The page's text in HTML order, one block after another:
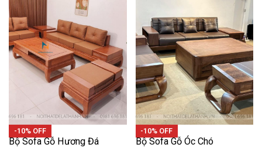
-10% OFF
Bộ Sofa Gỗ Hương Đá
-10% OFF
Bộ Sofa Gỗ Óc Chó